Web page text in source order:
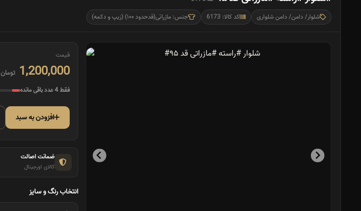
شلوار/ دامن/ دامن شلواری کد کالا: 6173 جنس: مازراتی(قدحدود ۱۰۰) (زیپ و دکمه)
قیمت
1,200,000 تومان
فقط 4 عدد باقی مانده
افزودن به سبد
ضمانت اصالت
کالای اورجینال
انتخاب رنگ و سایز